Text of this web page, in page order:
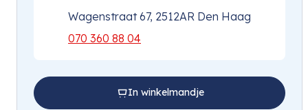
Wagenstraat 67, 2512AR Den Haag
070 360 88 04
In winkelmandje